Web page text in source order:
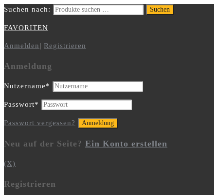
Suchen nach: Suchen
FAVORITEN
Anmelden| Registrieren
Anmeldung
Nutzername*
Passwort*
Passwort vergessen?
Neu auf der Seite? Ein Konto erstellen
(X)
Registrieren